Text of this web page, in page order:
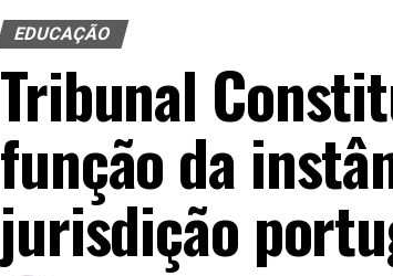
EDUCAÇÃO
Tribunal
função da
jurisdição